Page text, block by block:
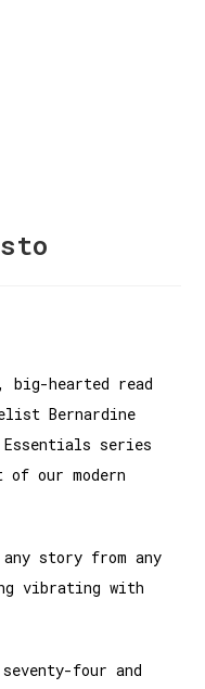
hearted read
Bernardine
series
our modern
story from any
vibrating with
four and